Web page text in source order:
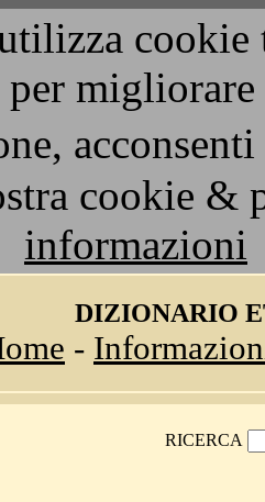
cookie &
informazioni
DIZIONARIO
-
RICERCA